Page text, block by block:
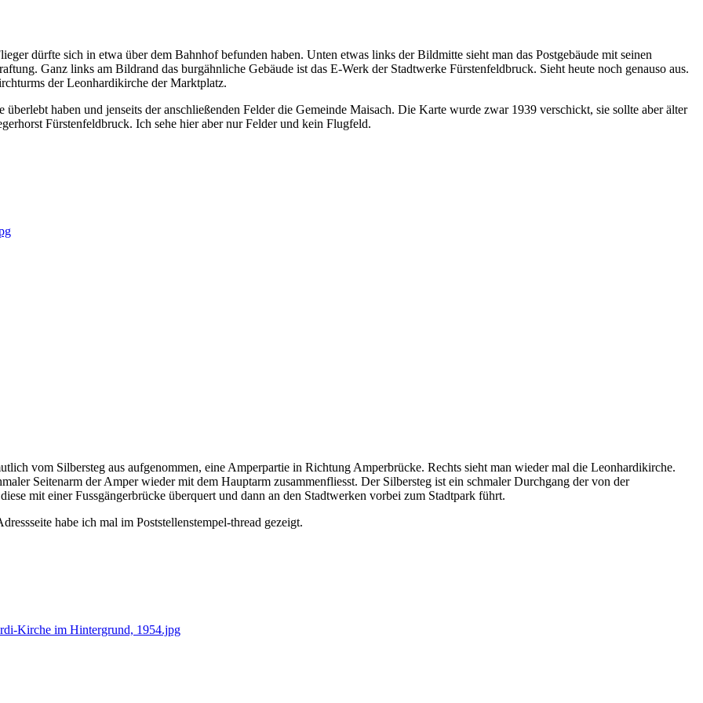
dürfte sich in etwa über dem Bahnhof befunden haben. Unten etwas links der Bildmitte sieht man das Postgebäude mit seinen
Ganz links am Bildrand das burgähnliche Gebäude ist das E-Werk der Stadtwerke Fürstenfeldbruck. Sieht heute noch genauso aus.
der Leonhardikirche der Marktplatz.
überlebt haben und jenseits der anschließenden Felder die Gemeinde Maisach. Die Karte wurde zwar 1939 verschickt, sie sollte aber älter
Fürstenfeldbruck. Ich sehe hier aber nur Felder und kein Flugfeld.
vom Silbersteg aus aufgenommen, eine Amperpartie in Richtung Amperbrücke. Rechts sieht man wieder mal die Leonhardikirche.
Seitenarm der Amper wieder mit dem Hauptarm zusammenfliesst. Der Silbersteg ist ein schmaler Durchgang der von der
mit einer Fussgängerbrücke überquert und dann an den Stadtwerken vorbei zum Stadtpark führt.
habe ich mal im Poststellenstempel-thread gezeigt.
Kirche im Hintergrund, 1954.jpg